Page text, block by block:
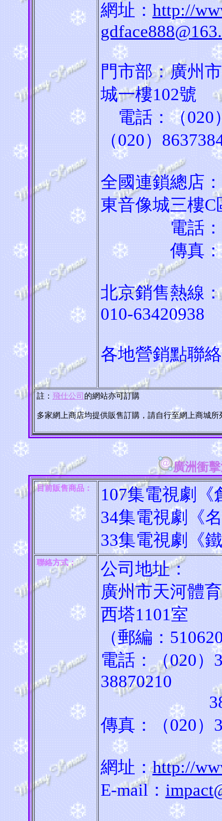
網址： http://
門市部：廣州
城一樓102號
電話：（
（020）
全國連鎖總店
東音像城三樓C
電話：（
傳真：（
北京銷售熱
010-63420938
各地營銷點聯
註： 飛仕公司 的網站亦可訂購
多家網上商店均提供販售訂購，請自行至網上商城
廣洲衝
目前販售商品：
107集電視劇《
34集電視劇《
33集電視劇《
聯絡方式：
公司地址：
廣州市天河體
西塔1101室
（郵編：
電話：（020）
38870210
傳真：（020）
網址：http://
E-mail：